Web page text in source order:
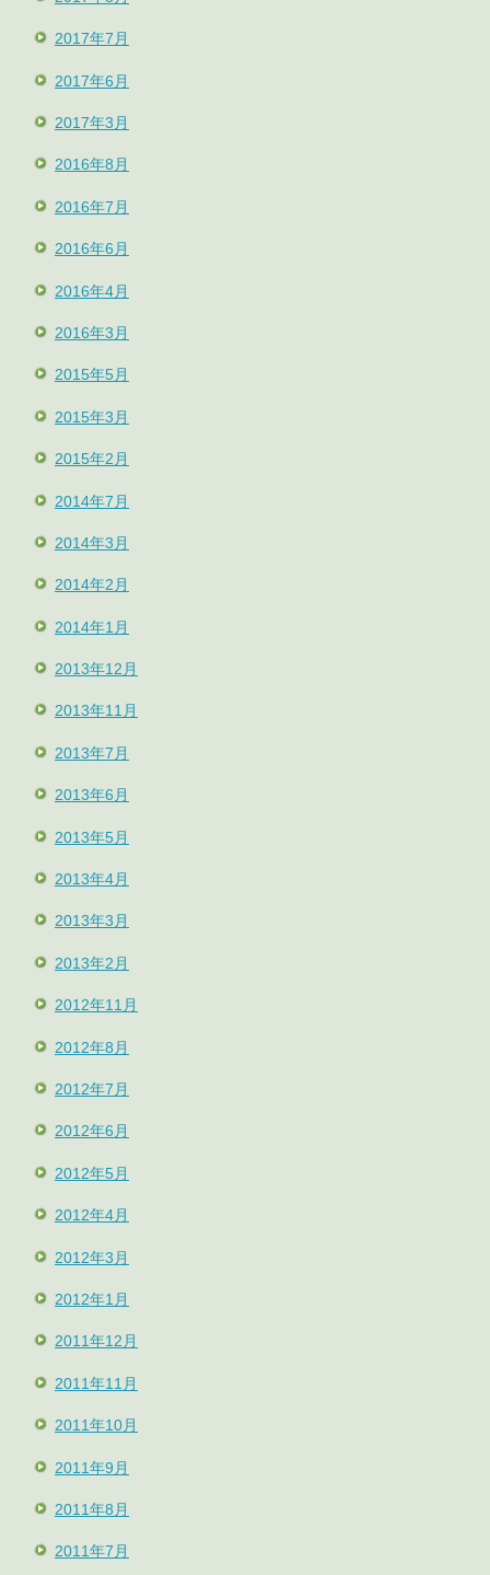
2017年7月
2017年6月
2017年3月
2016年8月
2016年7月
2016年6月
2016年4月
2016年3月
2015年5月
2015年3月
2015年2月
2014年7月
2014年3月
2014年2月
2014年1月
2013年12月
2013年11月
2013年7月
2013年6月
2013年5月
2013年4月
2013年3月
2013年2月
2012年11月
2012年8月
2012年7月
2012年6月
2012年5月
2012年4月
2012年3月
2012年1月
2011年12月
2011年11月
2011年10月
2011年9月
2011年8月
2011年7月